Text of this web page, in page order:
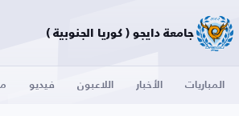
جامعة دايجو ( كوريا الجنوبية )
المباريات الأخبار اللاعبون فيديو